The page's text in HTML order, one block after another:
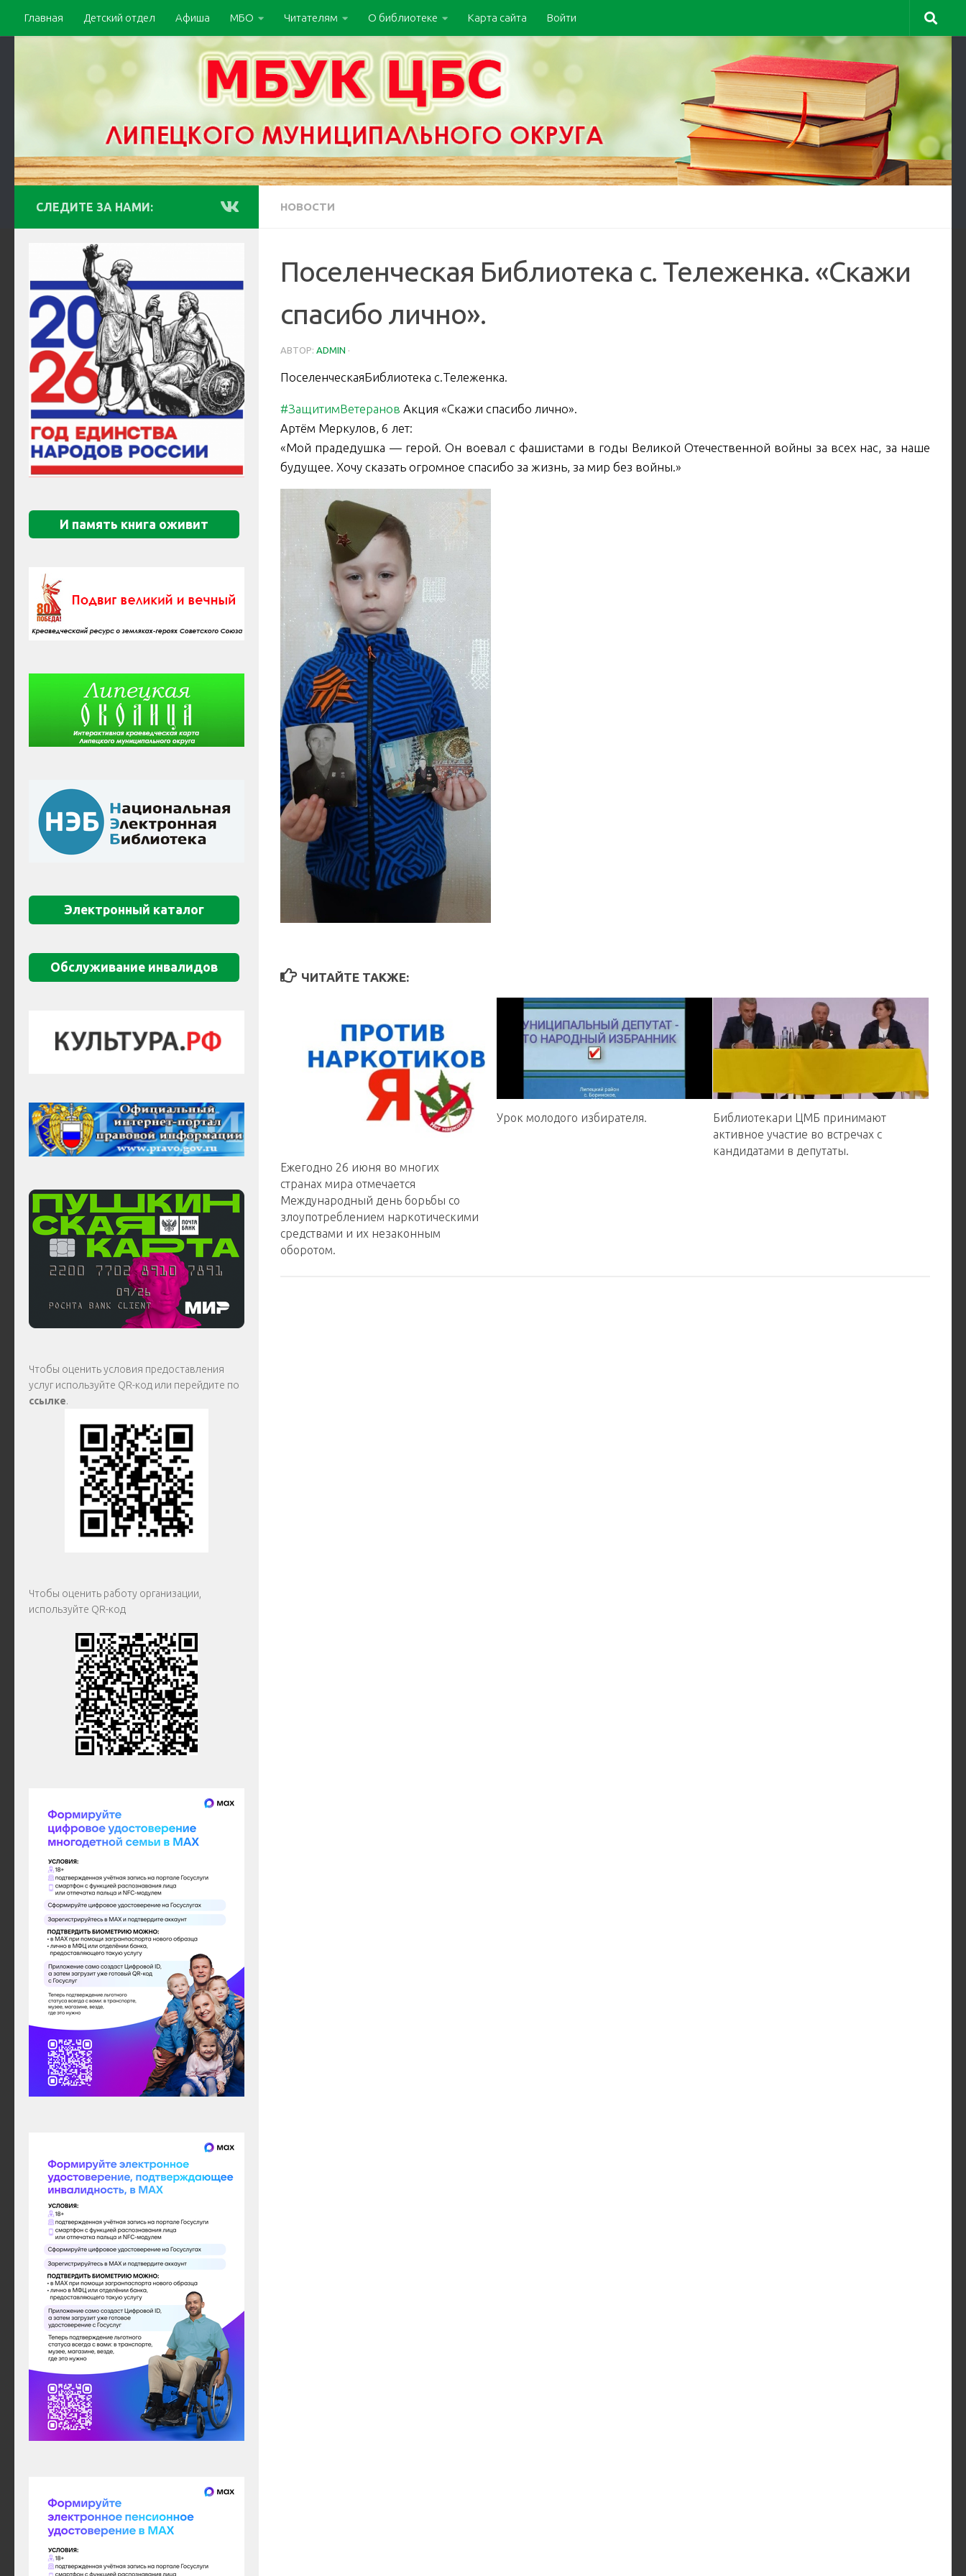
Главная Детский отдел Афиша МБО Читателям О библиотеке Карта сайта Войти
НОВОСТИ
Поселенческая Библиотека с. Тележенка. «Скажи
спасибо лично».
АВТОР: ADMIN ·
ПоселенческаяБиблиотека с.Тележенка.
#ЗащитимВетеранов Акция «Скажи спасибо лично».
Артём Меркулов, 6 лет:
«Мой прадедушка — герой. Он воевал с фашистами в годы Великой Отечественной войны за всех нас, за наше
будущее. Хочу сказать огромное спасибо за жизнь, за мир без войны.»
ЧИТАЙТЕ ТАКЖЕ:
️Ежегодно 26 июня во многих
странах мира отмечается
Международный день борьбы со
злоупотреблением наркотическими
средствами и их незаконным
оборотом.
Урок молодого избирателя.
Библиотекари ЦМБ принимают
активное участие во встречах с
кандидатами в депутаты.
СЛЕДИТЕ ЗА НАМИ:
И память книга оживит
Электронный каталог
Обслуживание инвалидов
Чтобы оценить условия предоставления
услуг используйте QR-код или перейдите по
ссылке.
Чтобы оценить работу организации,
используйте QR-код